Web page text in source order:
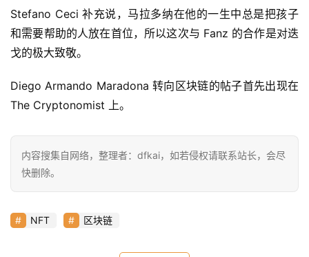
快
信
仰
a
r
数
Stefano Ceci 补充说，马拉多纳在他的一生中总是把孩子
和需要帮助的人放在首位，所以这次与 Fanz 的合作是对迭
戈的极大致敬。
Diego Armando Maradona 转向区块链的帖子首先出现在
The Cryptonomist 上。
内容搜集自网络，整理者：dfkai，如若侵权请联系站长，会尽
快删除。
NFT 区块链